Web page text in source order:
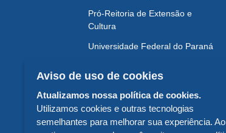
Pró-Reitoria de Extensão e
Cultura
Universidade Federal do Paraná
Aviso de uso de cookies
Atualizamos nossa política de cookies.
Utilizamos cookies e outras tecnologias
semelhantes para melhorar sua experiência. Ao